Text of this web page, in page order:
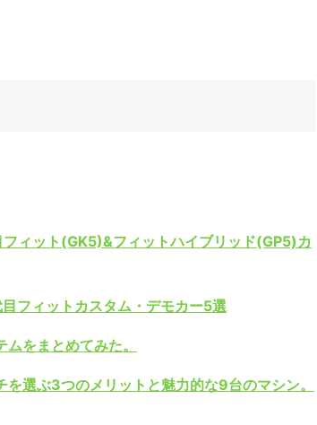
ィット(GK5)&フィットハイブリッド(GP5)カ
フィットカスタム・デモカー5選
をまとめてみた。
選ぶ3つのメリットと魅力的な9台のマシン。